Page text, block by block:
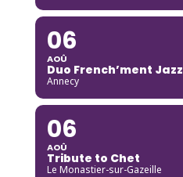
06
AOÛ
Duo French’ment Jazz
Annecy
06
AOÛ
Tribute to Chet
Le Monastier-sur-Gazeille